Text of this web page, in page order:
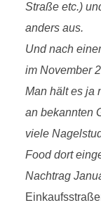
Straße etc.)
anders aus.
Und nach
im November
Man hält es ja
an bekannten
viele
Food dort
Nachtrag